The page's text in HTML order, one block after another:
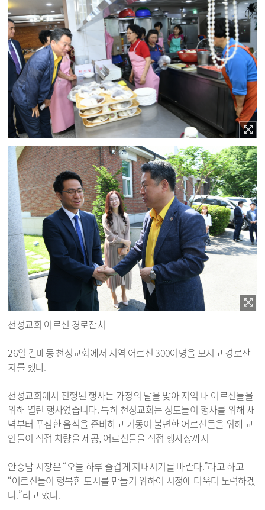
천성교회 어르신 경로잔치
26일 갈매동 천성교회에서 지역 어르신 300여명을 모시고 경로잔
치를 했다.
천성교회에서 진행된 행사는 가정의 달을 맞아 지역 내 어르신들을
위해 열린 행사였습니다. 특히 천성교회는 성도들이 행사를 위해 새
벽부터 푸짐한 음식을 준비하고 거동이 불편한 어르신들을 위해 교
인들이 직접 차량을 제공, 어르신들을 직접 행사장까지
안승남 시장은 “오늘 하루 즐겁게 지내시기를 바란다.”라고 하고
“어르신들이 행복한 도시를 만들기 위하여 시정에 더욱더 노력하겠
다.”라고 했다.